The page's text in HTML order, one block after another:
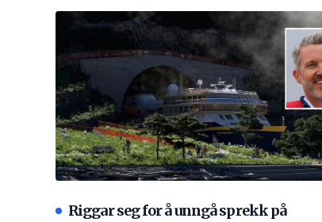
Riggar seg for å unngå sprekk på